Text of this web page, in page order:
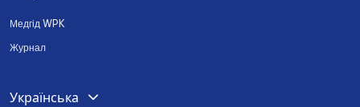
Медгід WPK
Журнал
Українська
Български